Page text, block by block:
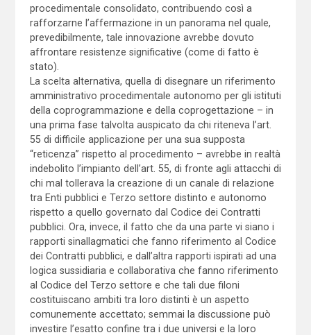
procedimentale consolidato, contribuendo così a
rafforzarne l’affermazione in un panorama nel quale,
prevedibilmente, tale innovazione avrebbe dovuto
affrontare resistenze significative (come di fatto è
stato).
La scelta alternativa, quella di disegnare un riferimento
amministrativo procedimentale autonomo per gli istituti
della coprogrammazione e della coprogettazione – in
una prima fase talvolta auspicato da chi riteneva l’art.
55 di difficile applicazione per una sua supposta
“reticenza” rispetto al procedimento – avrebbe in realtà
indebolito l’impianto dell’art. 55, di fronte agli attacchi di
chi mal tollerava la creazione di un canale di relazione
tra Enti pubblici e Terzo settore distinto e autonomo
rispetto a quello governato dal Codice dei Contratti
pubblici. Ora, invece, il fatto che da una parte vi siano i
rapporti sinallagmatici che fanno riferimento al Codice
dei Contratti pubblici, e dall’altra rapporti ispirati ad una
logica sussidiaria e collaborativa che fanno riferimento
al Codice del Terzo settore e che tali due filoni
costituiscano ambiti tra loro distinti è un aspetto
comunemente accettato; semmai la discussione può
investire l’esatto confine tra i due universi e la loro